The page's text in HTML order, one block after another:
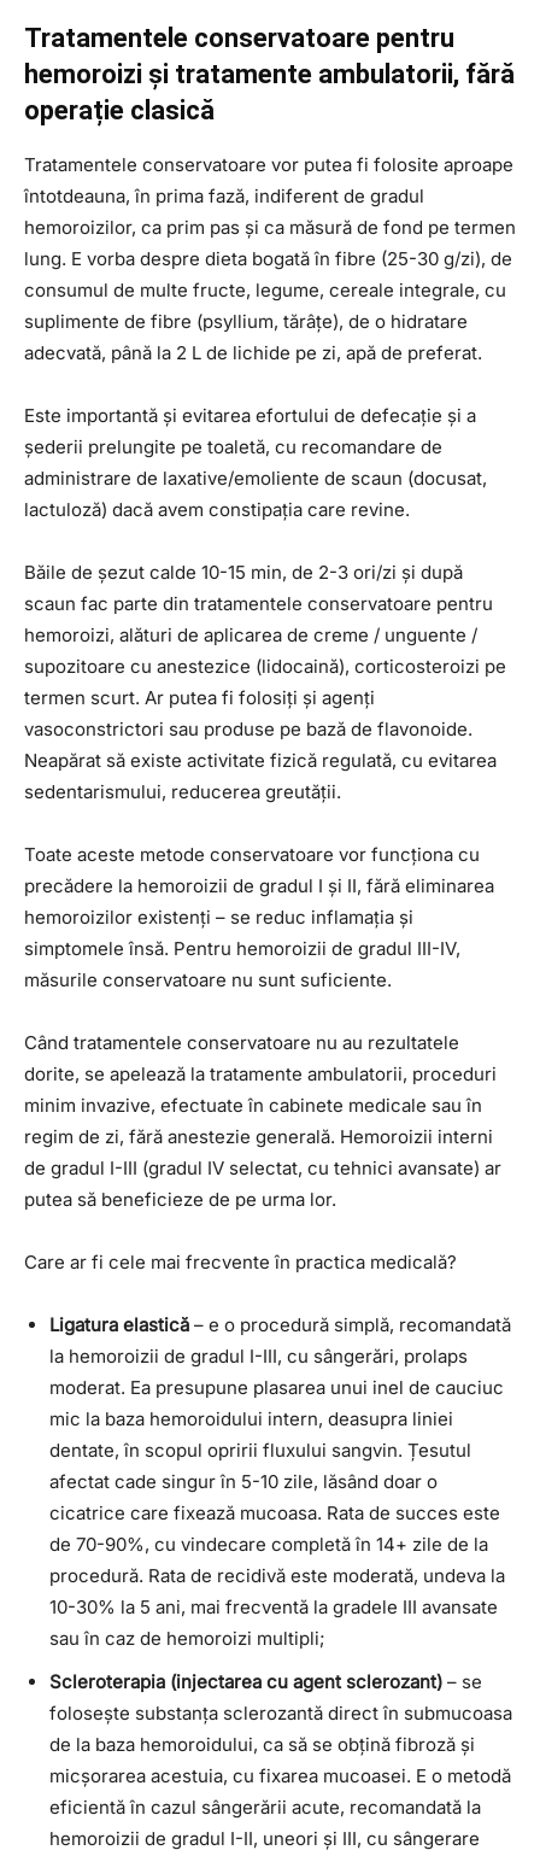
Tratamentele conservatoare pentru
hemoroizi și tratamente ambulatorii, fără
operație clasică
Tratamentele conservatoare vor putea fi folosite aproape
întotdeauna, în prima fază, indiferent de gradul
hemoroizilor, ca prim pas și ca măsură de fond pe termen
lung. E vorba despre dieta bogată în fibre (25-30 g/zi), de
consumul de multe fructe, legume, cereale integrale, cu
suplimente de fibre (psyllium, tărâțe), de o hidratare
adecvată, până la 2 L de lichide pe zi, apă de preferat.
Este importantă și evitarea efortului de defecație și a
șederii prelungite pe toaletă, cu recomandare de
administrare de laxative/emoliente de scaun (docusat,
lactuloză) dacă avem constipația care revine.
Băile de șezut calde 10-15 min, de 2-3 ori/zi și după
scaun fac parte din tratamentele conservatoare pentru
hemoroizi, alături de aplicarea de creme / unguente /
supozitoare cu anestezice (lidocaină), corticosteroizi pe
termen scurt. Ar putea fi folosiți și agenți
vasoconstrictori sau produse pe bază de flavonoide.
Neapărat să existe activitate fizică regulată, cu evitarea
sedentarismului, reducerea greutății.
Toate aceste metode conservatoare vor funcționa cu
precădere la hemoroizii de gradul I și II, fără eliminarea
hemoroizilor existenți – se reduc inflamația și
simptomele însă. Pentru hemoroizii de gradul III-IV,
măsurile conservatoare nu sunt suficiente.
Când tratamentele conservatoare nu au rezultatele
dorite, se apelează la tratamente ambulatorii, proceduri
minim invazive, efectuate în cabinete medicale sau în
regim de zi, fără anestezie generală. Hemoroizii interni
de gradul I-III (gradul IV selectat, cu tehnici avansate) ar
putea să beneficieze de pe urma lor.
Care ar fi cele mai frecvente în practica medicală?
Ligatura elastică – e o procedură simplă, recomandată
la hemoroizii de gradul I-III, cu sângerări, prolaps
moderat. Ea presupune plasarea unui inel de cauciuc
mic la baza hemoroidului intern, deasupra liniei
dentate, în scopul opririi fluxului sangvin. Țesutul
afectat cade singur în 5-10 zile, lăsând doar o
cicatrice care fixează mucoasa. Rata de succes este
de 70-90%, cu vindecare completă în 14+ zile de la
procedură. Rata de recidivă este moderată, undeva la
10-30% la 5 ani, mai frecventă la gradele III avansate
sau în caz de hemoroizi multipli;
Scleroterapia (injectarea cu agent sclerozant) – se
folosește substanța sclerozantă direct în submucoasa
de la baza hemoroidului, ca să se obțină fibroză și
micșorarea acestuia, cu fixarea mucoasei. E o metodă
eficientă în cazul sângerării acute, recomandată la
hemoroizii de gradul I-II, uneori și III, cu sângerare